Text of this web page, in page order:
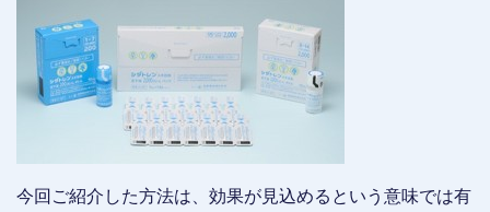
今回ご紹介した方法は、効果が見込めるという意味では有